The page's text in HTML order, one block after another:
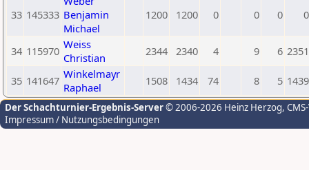
33 145333 Benjamin
Michael
1200 1200 0 0 0 0
34 115970 Weiss
Christian
2344 2340 4 9 6 2351
35 141647 Winkelmayr
Raphael
1508 1434 74 8 5 1439
Der Schachturnier-Ergebnis-Server© 2006-2026 Heinz Herzog,
Impressum / Nutzungsbedingungen